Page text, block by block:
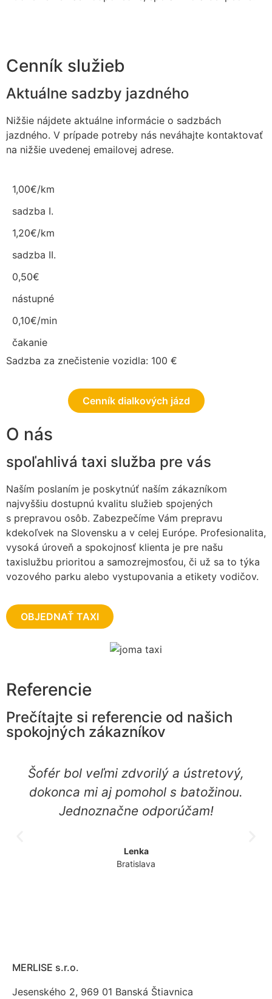
Cenník služieb
Aktuálne sadzby jazdného
Nižšie nájdete aktuálne informácie o sadzbách
jazdného. V prípade potreby nás neváhajte kontaktovať
na nižšie uvedenej emailovej adrese.
1,00€/km
sadzba I.
1,20€/km
sadzba II.
0,50€
nástupné
0,10€/min
čakanie
Sadzba za znečistenie vozidla: 100 €
Cenník dialkových jázd
O nás
spoľahlivá taxi služba pre vás
Naším poslaním je poskytnúť naším zákazníkom
najvyššiu dostupnú kvalitu služieb spojených
s prepravou osôb. Zabezpečíme Vám prepravu
kdekoľvek na Slovensku a v celej Európe. Profesionalita,
vysoká úroveň a spokojnosť klienta je pre našu
taxislužbu prioritou a samozrejmosťou, či už sa to týka
vozového parku alebo vystupovania a etikety vodičov.
OBJEDNAŤ TAXI
Referencie
Prečítajte si referencie od našich
spokojných zákazníkov
Šofér bol veľmi zdvorilý a ústretový,
dokonca mi aj pomohol s batožinou.
Jednoznačne odporúčam!
Lenka
Bratislava
MERLISE s.r.o.
Jesenského 2, 969 01 Banská Štiavnica